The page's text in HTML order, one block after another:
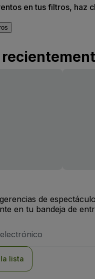
en tus filtros, haz
de
en tu bandeja de
lista